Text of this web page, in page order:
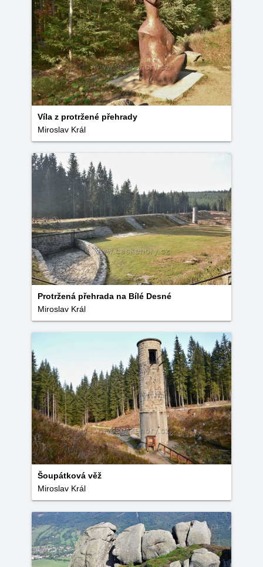
Víla z protržené přehrady
Miroslav Král
Protržená přehrada na Bílé Desné
Miroslav Král
Šoupátková věž
Miroslav Král